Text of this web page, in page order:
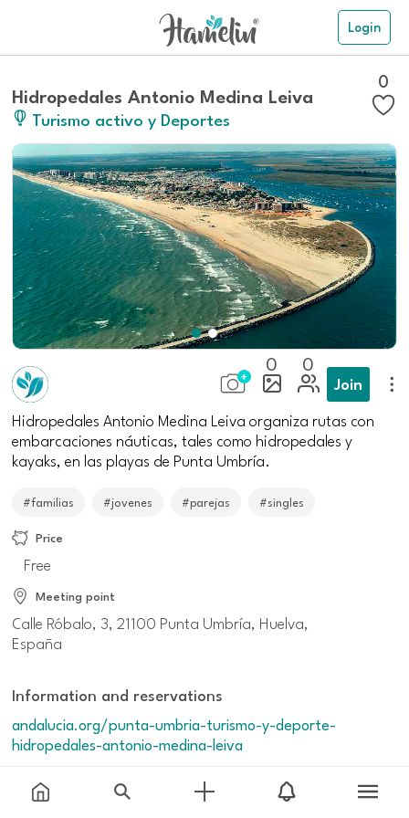
Login
Hidropedales Antonio Medina Leiva
Turismo activo y Deportes
0
0 0
Join
Hidropedales Antonio Medina Leiva organiza rutas con
embarcaciones náuticas, tales como hidropedales y
kayaks, en las playas de Punta Umbría.
#familias #jovenes #parejas #singles
Price
Free
Meeting point
Calle Róbalo, 3, 21100 Punta Umbría, Huelva,
España
Information and reservations
andalucia.org/punta-umbria-turismo-y-deporte-
hidropedales-antonio-medina-leiva